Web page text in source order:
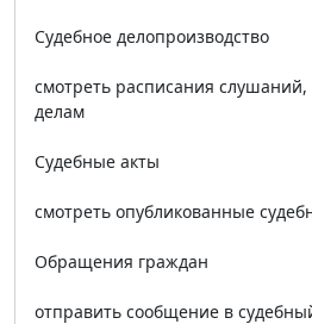
Судебное делопроизводство
смотреть расписания
делам
Судебные акты
смотреть опубликованные
Обращения граждан
отправить сообщение в